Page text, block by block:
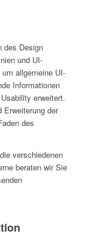
des Design
und UI-
allgemeine UI-
Informationen
erweitert.
Erweiterung der
des
verschiedenen
beraten wir Sie